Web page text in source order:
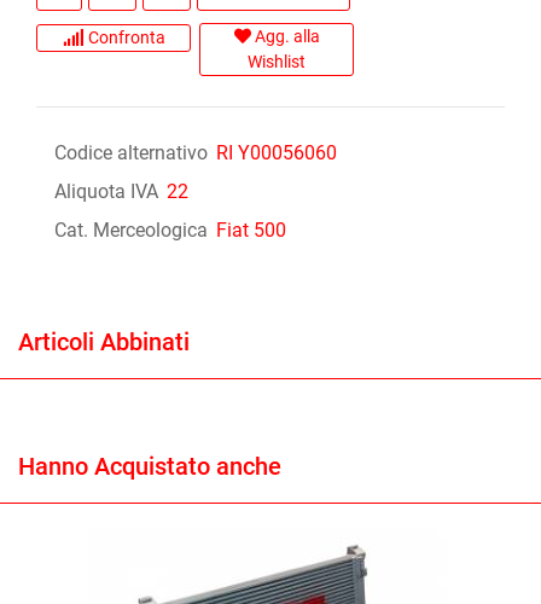
Confronta
Agg. alla
Wishlist
Codice alternativo RI Y00056060
Aliquota IVA 22
Cat. Merceologica Fiat 500
Articoli Abbinati
Hanno Acquistato anche